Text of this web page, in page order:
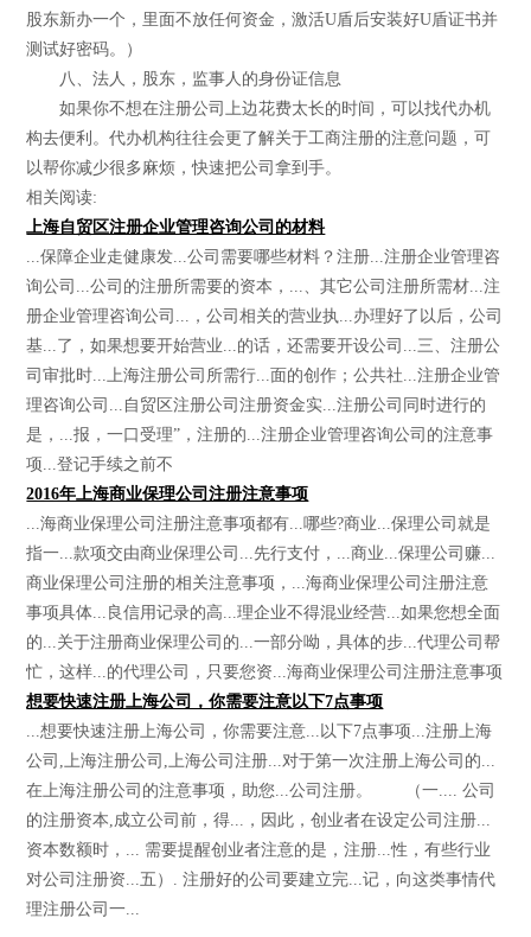
股东新办一个，里面不放任何资金，激活U盾后安装好U盾证书并
测试好密码。）
八、法人，股东，监事人的身份证信息
如果你不想在注册公司上边花费太长的时间，可以找代办机
构去便利。代办机构往往会更了解关于工商注册的注意问题，可
以帮你减少很多麻烦，快速把公司拿到手。
相关阅读:
上海自贸区注册企业管理咨询公司的材料
...保障企业走健康发...公司需要哪些材料？注册...注册企业管理咨
询公司...公司的注册所需要的资本，...、其它公司注册所需材...注
册企业管理咨询公司...，公司相关的营业执...办理好了以后，公司
基...了，如果想要开始营业...的话，还需要开设公司...三、注册公
司审批时...上海注册公司所需行...面的创作；公共社...注册企业管
理咨询公司...自贸区注册公司注册资金实...注册公司同时进行的
是，...报，一口受理”，注册的...注册企业管理咨询公司的注意事
项...登记手续之前不
2016年上海商业保理公司注册注意事项
...海商业保理公司注册注意事项都有...哪些?商业...保理公司就是
指一...款项交由商业保理公司...先行支付，...商业...保理公司赚...
商业保理公司注册的相关注意事项，...海商业保理公司注册注意
事项具体...良信用记录的高...理企业不得混业经营...如果您想全面
的...关于注册商业保理公司的...一部分呦，具体的步...代理公司帮
忙，这样...的代理公司，只要您资...海商业保理公司注册注意事项
想要快速注册上海公司，你需要注意以下7点事项
...想要快速注册上海公司，你需要注意...以下7点事项...注册上海
公司,上海注册公司,上海公司注册...对于第一次注册上海公司的...
在上海注册公司的注意事项，助您...公司注册。 （一.... 公司
的注册资本,成立公司前，得...，因此，创业者在设定公司注册...
资本数额时，... 需要提醒创业者注意的是，注册...性，有些行业
对公司注册资...五）. 注册好的公司要建立完...记，向这类事情代
理注册公司一...